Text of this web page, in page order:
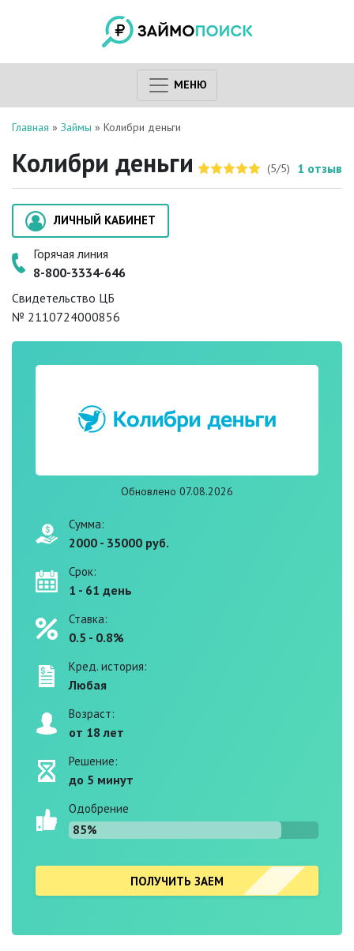
МЕНЮ
Главная » Займы » Колибри деньги
Колибри деньги (5/5) 1 отзыв
ЛИЧНЫЙ КАБИНЕТ
Горячая линия
8-800-3334-646
Свидетельство ЦБ
№ 2110724000856
Обновлено 07.08.2026
Сумма:
2000 - 35000 руб.
Срок:
1 - 61 день
Ставка:
0.5 - 0.8%
Кред. история:
Любая
Возраст:
от 18 лет
Решение:
до 5 минут
Одобрение
85%
ПОЛУЧИТЬ ЗАЕМ